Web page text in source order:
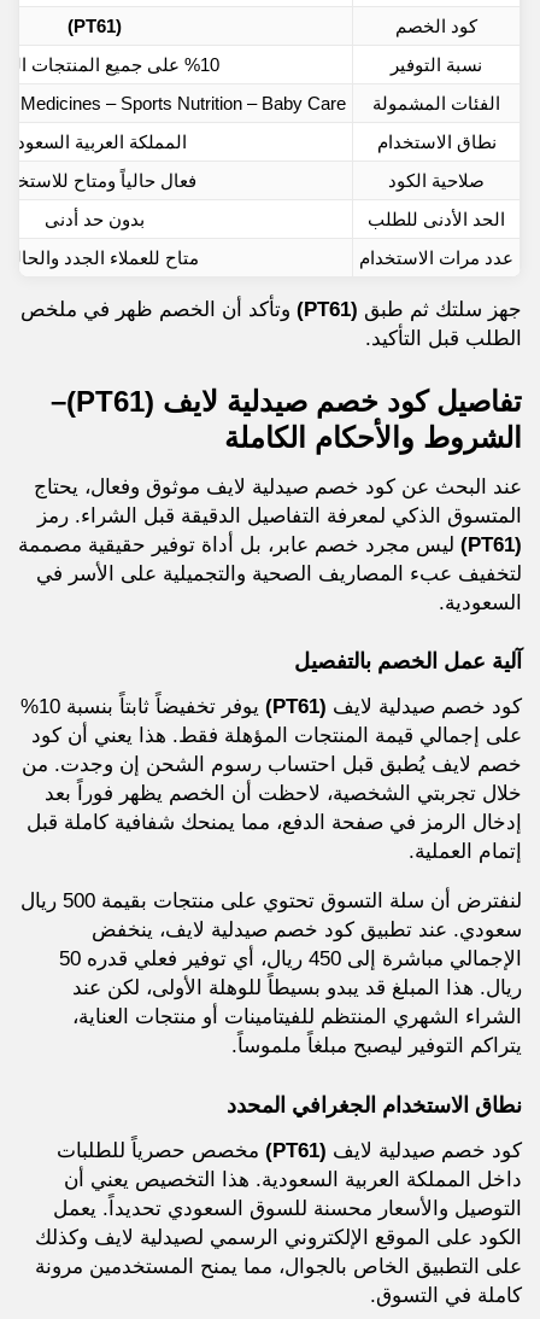
كود الخصم
(PT61)
نسبة التوفير
%10 على جميع المنتجات المؤهلة
الفئات المشمولة
Medicines – Sports Nutrition – Baby Care
نطاق الاستخدام
المملكة العربية السعودية
صلاحية الكود
فعال حالياً ومتاح
الحد الأدنى للطلب
بدون حد أدنى
عدد مرات الاستخدام
متاح للعملاء الجدد
جهز سلتك ثم طبق (PT61)
وتأكد أن الخصم ظهر في ملخص
الطلب قبل التأكيد.
تفاصيل كود خصم صيدلية لايف (PT61)
–
الشروط والأحكام الكاملة
عند البحث عن كود خصم صيدلية لايف موثوق وفعال، يحتاج
المتسوق الذكي لمعرفة التفاصيل الدقيقة قبل الشراء. رمز
(PT61)
ليس مجرد خصم عابر، بل أداة توفير حقيقية مصممة
لتخفيف عبء المصاريف الصحية والتجميلية على الأسر في
السعودية.
آلية عمل الخصم بالتفصيل
كود خصم صيدلية لايف (PT61)
يوفر تخفيضاً ثابتاً بنسبة 10%
على إجمالي قيمة المنتجات المؤهلة فقط. هذا يعني أن كود
خصم لايف يُطبق قبل احتساب رسوم الشحن إن وجدت. من
خلال تجربتي الشخصية، لاحظت أن الخصم يظهر فوراً بعد
إدخال الرمز في صفحة الدفع، مما يمنحك شفافية كاملة قبل
إتمام العملية.
لنفترض أن سلة التسوق تحتوي على منتجات بقيمة 500 ريال
سعودي. عند تطبيق كود خصم صيدلية لايف، ينخفض
الإجمالي مباشرة إلى 450 ريال، أي توفير فعلي قدره 50
ريال. هذا المبلغ قد يبدو بسيطاً للوهلة الأولى، لكن عند
الشراء الشهري المنتظم للفيتامينات أو منتجات العناية،
يتراكم التوفير ليصبح مبلغاً ملموساً.
نطاق الاستخدام الجغرافي المحدد
كود خصم صيدلية لايف (PT61)
مخصص حصرياً للطلبات
داخل المملكة العربية السعودية. هذا التخصيص يعني أن
التوصيل والأسعار محسنة للسوق السعودي تحديداً. يعمل
الكود على الموقع الإلكتروني الرسمي لصيدلية لايف وكذلك
على التطبيق الخاص بالجوال، مما يمنح المستخدمين مرونة
كاملة في التسوق.